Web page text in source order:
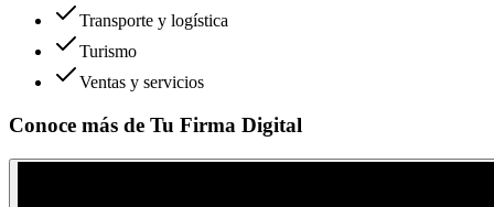
Transporte y logística
Turismo
Ventas y servicios
Conoce más de Tu Firma Digital